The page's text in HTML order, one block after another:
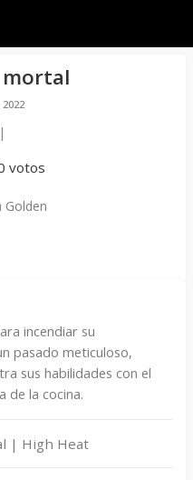
mortal
2022
|
votos
Golden
incendiar su
pasado meticuloso,
sus habilidades con el
de la cocina.
| High Heat